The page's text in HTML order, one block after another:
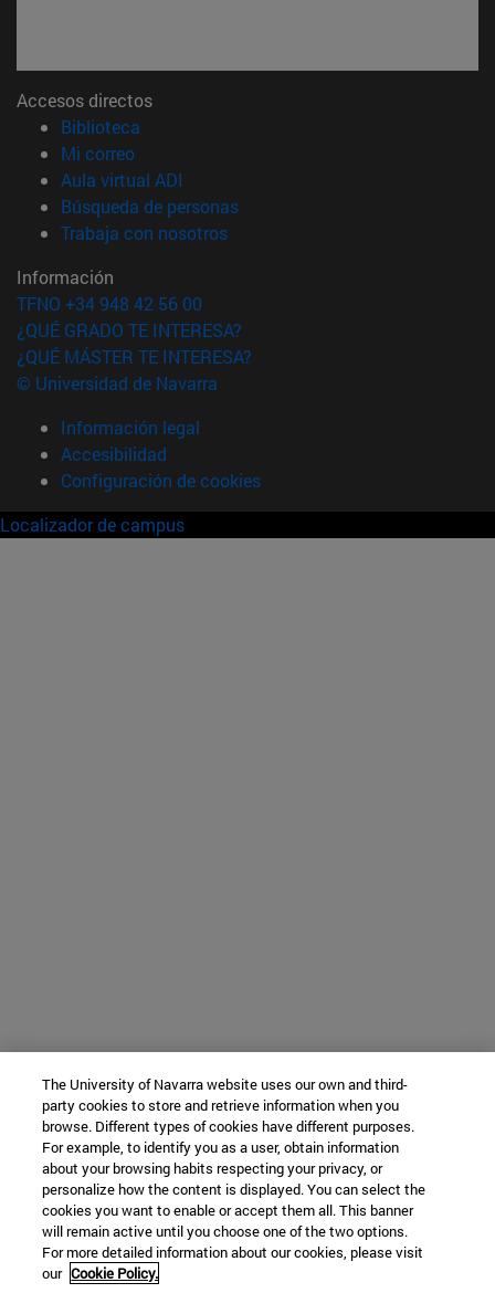
Accesos directos
Biblioteca
Mi correo(abre en nueva ventana)
Aula virtual ADI
Búsqueda de personas(abre en nueva ventana)
Trabaja con nosotros(abre en nueva ventana)
Información
TFNO +34 948 42 56 00
¿QUÉ GRADO TE INTERESA?
¿QUÉ MÁSTER TE INTERESA?
© Universidad de Navarra
Información legal
Accesibilidad
Configuración de cookies
Localizador de campus
The University of Navarra website uses our own and third-
party cookies to store and retrieve information when you
browse. Different types of cookies have different purposes.
For example, to identify you as a user, obtain information
about your browsing habits respecting your privacy, or
personalize how the content is displayed. You can select the
cookies you want to enable or accept them all. This banner
will remain active until you choose one of the two options.
For more detailed information about our cookies, please visit
our Cookie Policy.